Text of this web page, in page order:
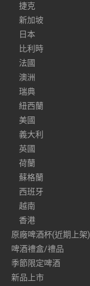
捷克
新加坡
日本
比利時
法國
澳洲
瑞典
紐西蘭
美國
義大利
英國
荷蘭
蘇格蘭
西班牙
越南
香港
原廠啤酒杯(近期上架)
啤酒禮盒/禮品
季節限定啤酒
新品上市